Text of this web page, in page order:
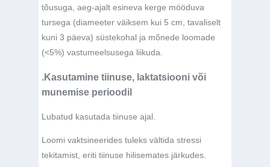
tõusuga, aeg-ajalt esineva kerge mööduva
tursega (diameeter väiksem kui 5 cm, tavaliselt
kuni 3 päeva) süstekohal ja mõnede loomade
(<5%) vastumeelsusega liikuda.
.Kasutamine tiinuse, laktatsiooni või
munemise perioodil
Lubatud kasutada tiinuse ajal.
Loomi vaktsineerides tuleks vältida stressi
tekitamist, eriti tiinuse hilisemates järkudes.